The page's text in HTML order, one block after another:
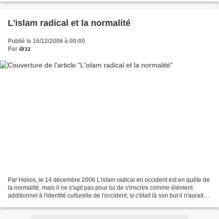
L'islam radical et la normalité
Publié le 16/12/2006 à 00:00
Par drzz
Par Helios, le 14 décembre 2006 L'islam radical en occident est en quête de
la normalité, mais il ne s'agit pas pour lui de s'inscrire comme élément
additionnel à l'identité culturelle de l'occident, si c'était là son but il n'aurait